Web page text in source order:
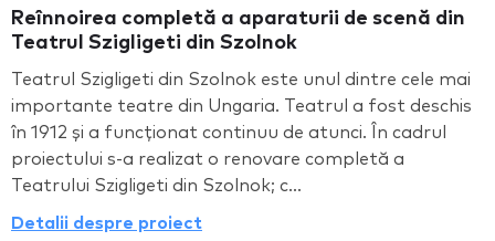
Reînnoirea completă a aparaturii de scenă din
Teatrul Szigligeti din Szolnok
Teatrul Szigligeti din Szolnok este unul dintre cele mai
importante teatre din Ungaria. Teatrul a fost deschis
în 1912 și a funcționat continuu de atunci. În cadrul
proiectului s-a realizat o renovare completă a
Teatrului Szigligeti din Szolnok; c...
Detalii despre proiect